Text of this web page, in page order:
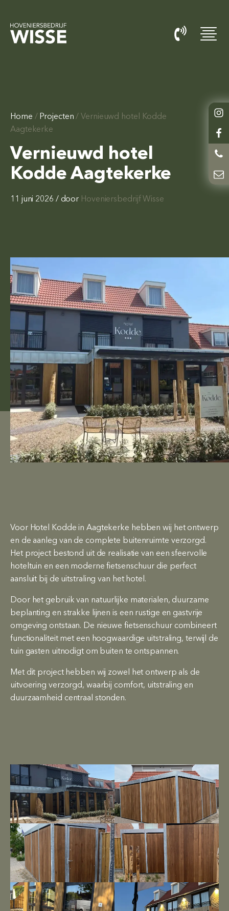
Home / Projecten / Vernieuwd hotel Kodde
Aagtekerke
Vernieuwd hotel
Kodde Aagtekerke
11 juni 2026 / door Hoveniersbedrijf Wisse
Voor Hotel Kodde in Aagtekerke hebben wij het ontwerp
en de aanleg van de complete buitenruimte verzorgd.
Het project bestond uit de realisatie van een sfeervolle
hoteltuin en een moderne fietsenschuur die perfect
aansluit bij de uitstraling van het hotel.
Door het gebruik van natuurlijke materialen, duurzame
beplanting en strakke lijnen is een rustige en gastvrije
omgeving ontstaan. De nieuwe fietsenschuur combineert
functionaliteit met een hoogwaardige uitstraling, terwijl de
tuin gasten uitnodigt om buiten te ontspannen.
Met dit project hebben wij zowel het ontwerp als de
uitvoering verzorgd, waarbij comfort, uitstraling en
duurzaamheid centraal stonden.